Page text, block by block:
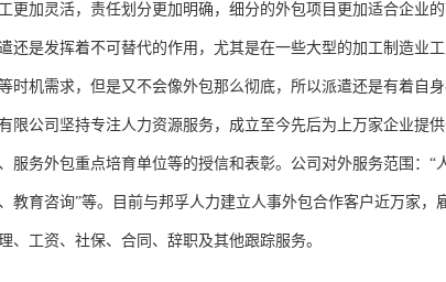
更加灵活，责任划分更加明确，细分的外包项目更加适合企业
还是发挥着不可替代的作用，尤其是在一些大型的加工制造业
时机需求，但是又不会像外包那么彻底，所以派遣还是有着自身
限公司坚持专注人力资源服务，成立至今先后为上万家企业提
服务外包重点培育单位等的授信和表彰。公司对外服务范围： “
教育咨询”等。目前与邦孚人力建立人事外包合作客户近万家
、工资、社保、合同、辞职及其他跟踪服务。